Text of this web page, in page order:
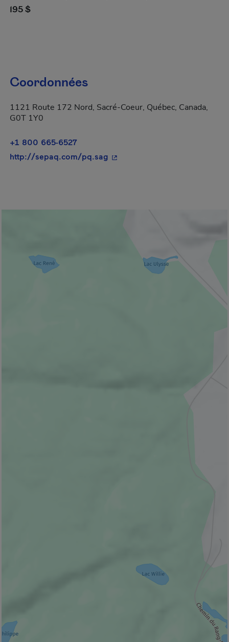
195 $
Coordonnées
1121 Route 172 Nord, Sacré-Coeur, Québec, Canada,
G0T 1Y0
+1 800 665-6527
http://sepaq.com/pq.sag - Cet hyperlien s'ouvrira dans